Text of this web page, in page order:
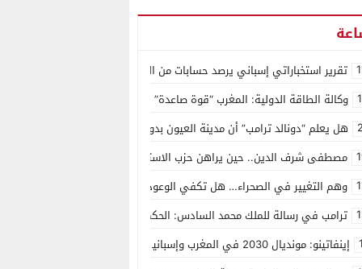
تقرير استخباراتي إسباني يرصد حسابات من الجزائر وأرقاما بـ”213+” ضمن حملة رقمية منظمة حرّضت على اقتحام سبتة
وكالة الطاقة الدولية: المغرب “قوة صاعدة” في سوق المعادن الاستراتيجية
هل يعلم “دونالد ترامب” أن مدينة العيون بدون ماء؟
مصطفى شرف الدين.. حين يراهن حزب الاستقلال على الكفاءة ويمنح الشباب
وهم التغيير في الصحراء… هل تكفي الوعود الفارغة لصناعة الواقع؟
ترامب في رسالة للملك محمد السادس: الحكم الذاتي هو الأساس الوحيد لحل
إينفاتينو: مونديال 2030 في المغرب وإسبانيا والبرتغال سيكون “الأجمل في التاريخ”